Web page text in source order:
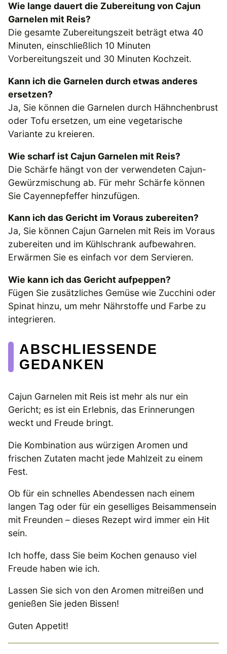
Wie lange dauert die Zubereitung von Cajun
Garnelen mit Reis?
Die gesamte Zubereitungszeit beträgt etwa 40
Minuten, einschließlich 10 Minuten
Vorbereitungszeit und 30 Minuten Kochzeit.
Kann ich die Garnelen durch etwas anderes
ersetzen?
Ja, Sie können die Garnelen durch Hähnchenbrust
oder Tofu ersetzen, um eine vegetarische
Variante zu kreieren.
Wie scharf ist Cajun Garnelen mit Reis?
Die Schärfe hängt von der verwendeten Cajun-
Gewürzmischung ab. Für mehr Schärfe können
Sie Cayennepfeffer hinzufügen.
Kann ich das Gericht im Voraus zubereiten?
Ja, Sie können Cajun Garnelen mit Reis im Voraus
zubereiten und im Kühlschrank aufbewahren.
Erwärmen Sie es einfach vor dem Servieren.
Wie kann ich das Gericht aufpeppen?
Fügen Sie zusätzliches Gemüse wie Zucchini oder
Spinat hinzu, um mehr Nährstoffe und Farbe zu
integrieren.
ABSCHLIESSENDE G
EDANKEN
Cajun Garnelen mit Reis ist mehr als nur ein
Gericht; es ist ein Erlebnis, das Erinnerungen
weckt und Freude bringt.
Die Kombination aus würzigen Aromen und
frischen Zutaten macht jede Mahlzeit zu einem
Fest.
Ob für ein schnelles Abendessen nach einem
langen Tag oder für ein geselliges Beisammensein
mit Freunden – dieses Rezept wird immer ein Hit
sein.
Ich hoffe, dass Sie beim Kochen genauso viel
Freude haben wie ich.
Lassen Sie sich von den Aromen mitreißen und
genießen Sie jeden Bissen!
Guten Appetit!